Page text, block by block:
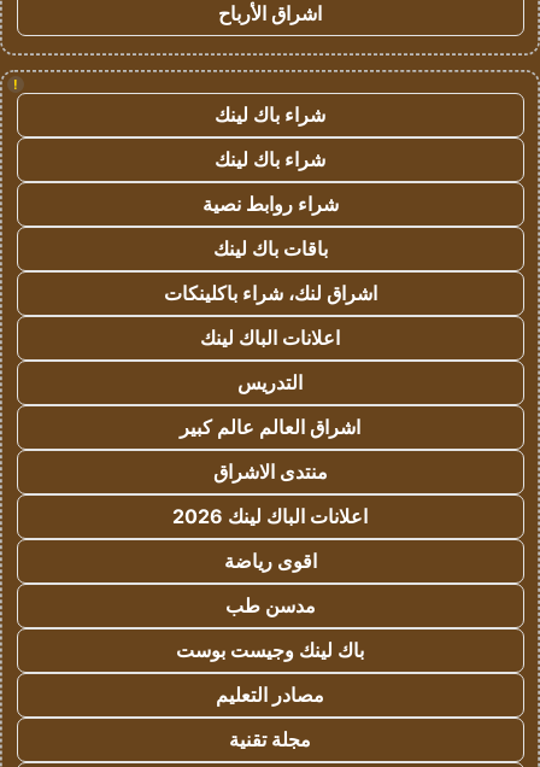
اشراق الأرباح
!
شراء باك لينك
شراء باك لينك
شراء روابط نصية
باقات باك لينك
اشراق لنك، شراء باكلينكات
اعلانات الباك لينك
التدريس
اشراق العالم عالم كبير
منتدى الاشراق
اعلانات الباك لينك 2026
اقوى رياضة
مدسن طب
باك لينك وجيست بوست
مصادر التعليم
مجلة تقنية